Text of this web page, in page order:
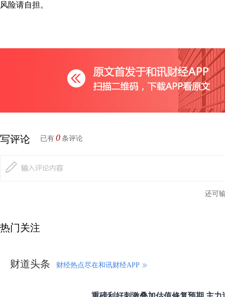
风险请自担。
写评论 已有 0 条评论
还可
热门关注
财道头条 财经热点尽在和讯财经APP